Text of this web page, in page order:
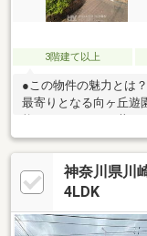
3階建て以上
●この物件の魅力とは
最寄りとなる向ヶ丘遊
法・ゆとりのある間取
まい居住中ですが、室
メージしながらご見学
下さい。◇キッズコー
払いシミュレーション
神奈川県川
4LDK